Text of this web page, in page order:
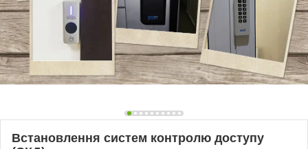
Встановлення систем контролю доступу